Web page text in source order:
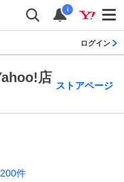
i
ログイン
店
ストアページ
200件